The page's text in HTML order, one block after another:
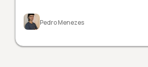
Pedro Menezes